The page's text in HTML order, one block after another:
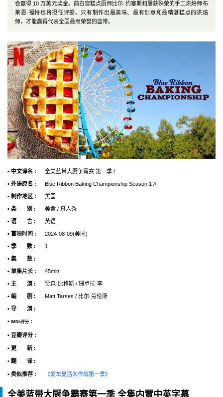
会赢得 10 万美元奖金。前白宫糕点厨师比尔·约塞斯和屡获殊荣的手工烘焙师布
莱恩·福特也将担任评委。只有制作出最美味、最有创意和最精湛糕点的烘焙
师，才能赢得代表全国最高荣誉的蓝带。
• 中文译名 : 全美蓝带大厨争霸赛 第一季 /
• 外语原名 : Blue Ribbon Baking Championship Season 1 //
• 制作地区 : 美国
• 类 别 : 美食 / 真人秀
• 语 言 : 英语
• 首映时间 : 2024-08-09(美国)
• 季 数 : 1
• 集 数 :
• 单集片长 : 45min
• 主 演 : 贾森·比格斯 / 珊卓拉·李
• 编 剧 : Matt Tarses / 比尔·劳伦斯
• 导 演 :
• IMDb评分 :
• 豆瓣评分 :
• 更 新 :
• 翻 译 :
• 类似推荐 : 《爱车复活大作战第一季》
全美蓝带大厨争霸赛第一季 全集内置中英字幕